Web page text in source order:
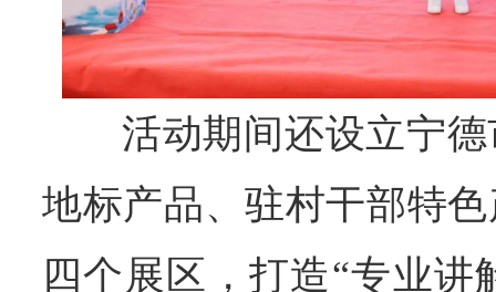
活动期间还设立宁
地标产品、驻村干部特
四个展区，打造“专业